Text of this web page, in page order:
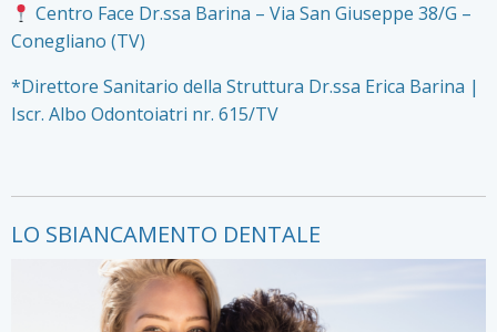
Centro Face Dr.ssa Barina – Via San Giuseppe 38/G –
Conegliano (TV)
*Direttore Sanitario della Struttura Dr.ssa Erica Barina |
Iscr. Albo Odontoiatri nr. 615/TV
LO SBIANCAMENTO DENTALE